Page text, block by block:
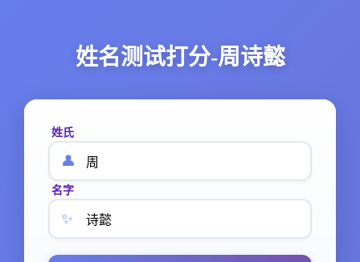
姓名测试打分-周诗懿
姓氏
👤
名字
✨